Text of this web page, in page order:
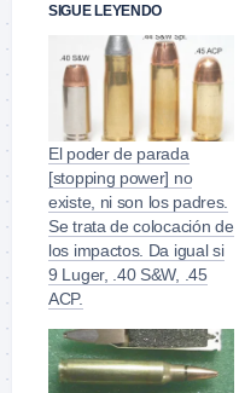
SIGUE LEYENDO
El poder de parada
[stopping power] no
existe, ni son los padres.
Se trata de colocación de
los impactos. Da igual si
9 Luger, .40 S&W, .45
ACP.